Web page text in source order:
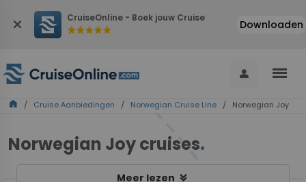
close CruiseOnline - Boek jouw Cruise
starstarstarstarstar Downloaden
person menu
home / Cruise Aanbiedingen / Norwegian Cruise Line / Norwegian Joy
Norwegian Joy cruises.
Meer lezen keyboard_double_arrow_down